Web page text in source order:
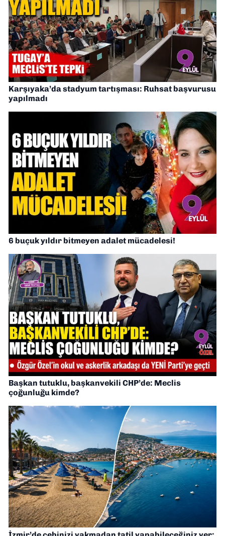
Karşıyaka’da stadyum tartışması: Ruhsat başvurusu
yapılmadı
6 buçuk yıldır bitmeyen adalet mücadelesi!
Başkan tutuklu, başkanvekili CHP’de: Meclis
çoğunluğu kimde?